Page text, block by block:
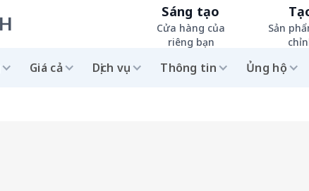
Sáng tạo
Cửa hàng của
riêng bạn
Sản
Giá cả Dịch vụ Thông tin Ủng hộ